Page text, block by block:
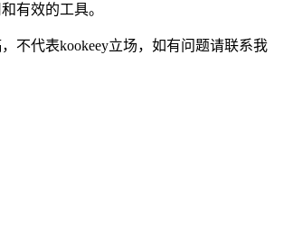
有效的工具。
不代表kookeey立场，如有问题请联系我